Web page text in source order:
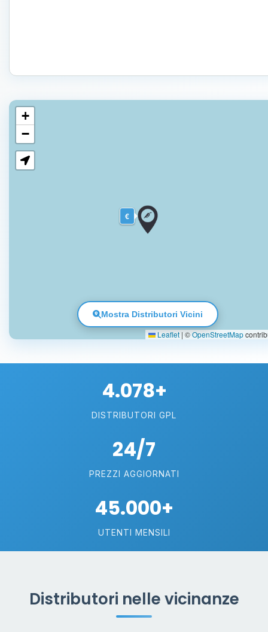
€
+
−
Leaflet | ©OpenStreetMap
Mostra Distributori Vicini
4.078+
DISTRIBUTORI GPL
24/7
PREZZI AGGIORNATI
45.000+
UTENTI MENSILI
Distributori nelle vicinanze